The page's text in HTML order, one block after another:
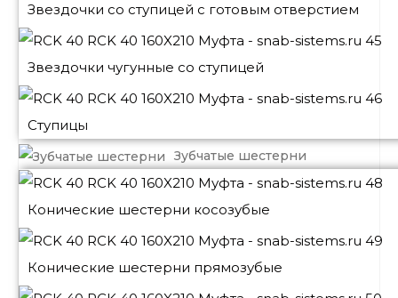
Звездочки со ступицей с готовым отверстием
Звездочки чугунные со ступицей
Ступицы
Зубчатые шестерни
Конические шестерни косозубые
Конические шестерни прямозубые